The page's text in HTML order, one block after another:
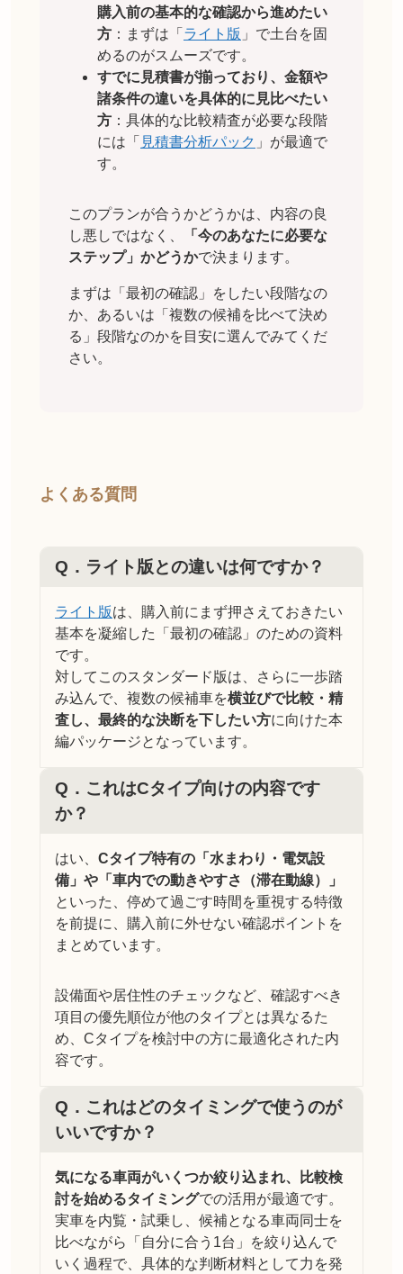
購入前の基本的な確認から進めたい
方 ：まずは「 ライト版 」で土台を固
めるのがスムーズです。
すでに見積書が揃っており、金額や
諸条件の違いを具体的に見比べたい
方 ：具体的な比較精査が必要な段階
には「 見積書分析パック 」が最適で
す。
このプランが合うかどうかは、内容の良
し悪しではなく、
「今のあなたに必要な
ステップ」かどうかで決まります。
まずは「最初の確認」をしたい段階なの
か、あるいは「複数の候補を比べて決め
る」段階なのかを目安に選んでみてくだ
さい。
よくある質問
Q． ライト版との違いは何ですか？
ライト版は、購入前にまず押さえておきたい
基本を凝縮した「最初の確認」のための資料
です。
対してこのスタンダード版は、さらに一歩踏
み込んで、複数の候補車を横並びで比較・精
査し、最終的な決断を下したい方に向けた本
編パッケージとなっています。
Q． これはCタイプ向けの内容です
か？
はい、 Cタイプ特有の「水まわり・電気設
備」や「車内での動きやすさ（滞在動線）」
といった、停めて過ごす時間を重視する特徴
を前提に、購入前に外せない確認ポイントを
まとめています。
設備面や居住性のチェックなど、確認すべき
項目の優先順位が他のタイプとは異なるた
め、Cタイプを検討中の方に最適化された内
容です。
Q． これはどのタイミングで使うのが
いいですか？
気になる車両がいくつか絞り込まれ、比較検
討を始めるタイミングでの活用が最適です。
実車を内覧・試乗し、候補となる車両同士を
比べながら「自分に合う1台」を絞り込んで
いく過程で、具体的な判断材料として力を発